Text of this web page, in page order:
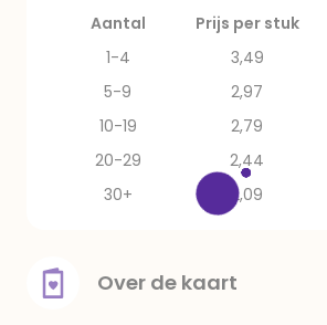
Aantal Prijs per stuk
1-4
3,49
5-9
2,97
10-19
2,79
20-29
2,44
30+
2,09
Over de kaart